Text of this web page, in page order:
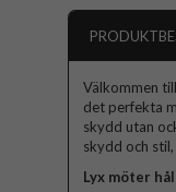
Välkommen
det perfekta
skydd utan
skydd och
Lyx möter